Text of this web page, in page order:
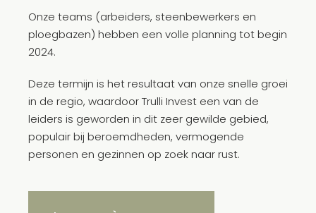
Onze teams (arbeiders, steenbewerkers en
ploegbazen) hebben een volle planning tot begin
2024.
Deze termijn is het resultaat van onze snelle groei
in de regio, waardoor Trulli Invest een van de
leiders is geworden in dit zeer gewilde gebied,
populair bij beroemdheden, vermogende
personen en gezinnen op zoek naar rust.